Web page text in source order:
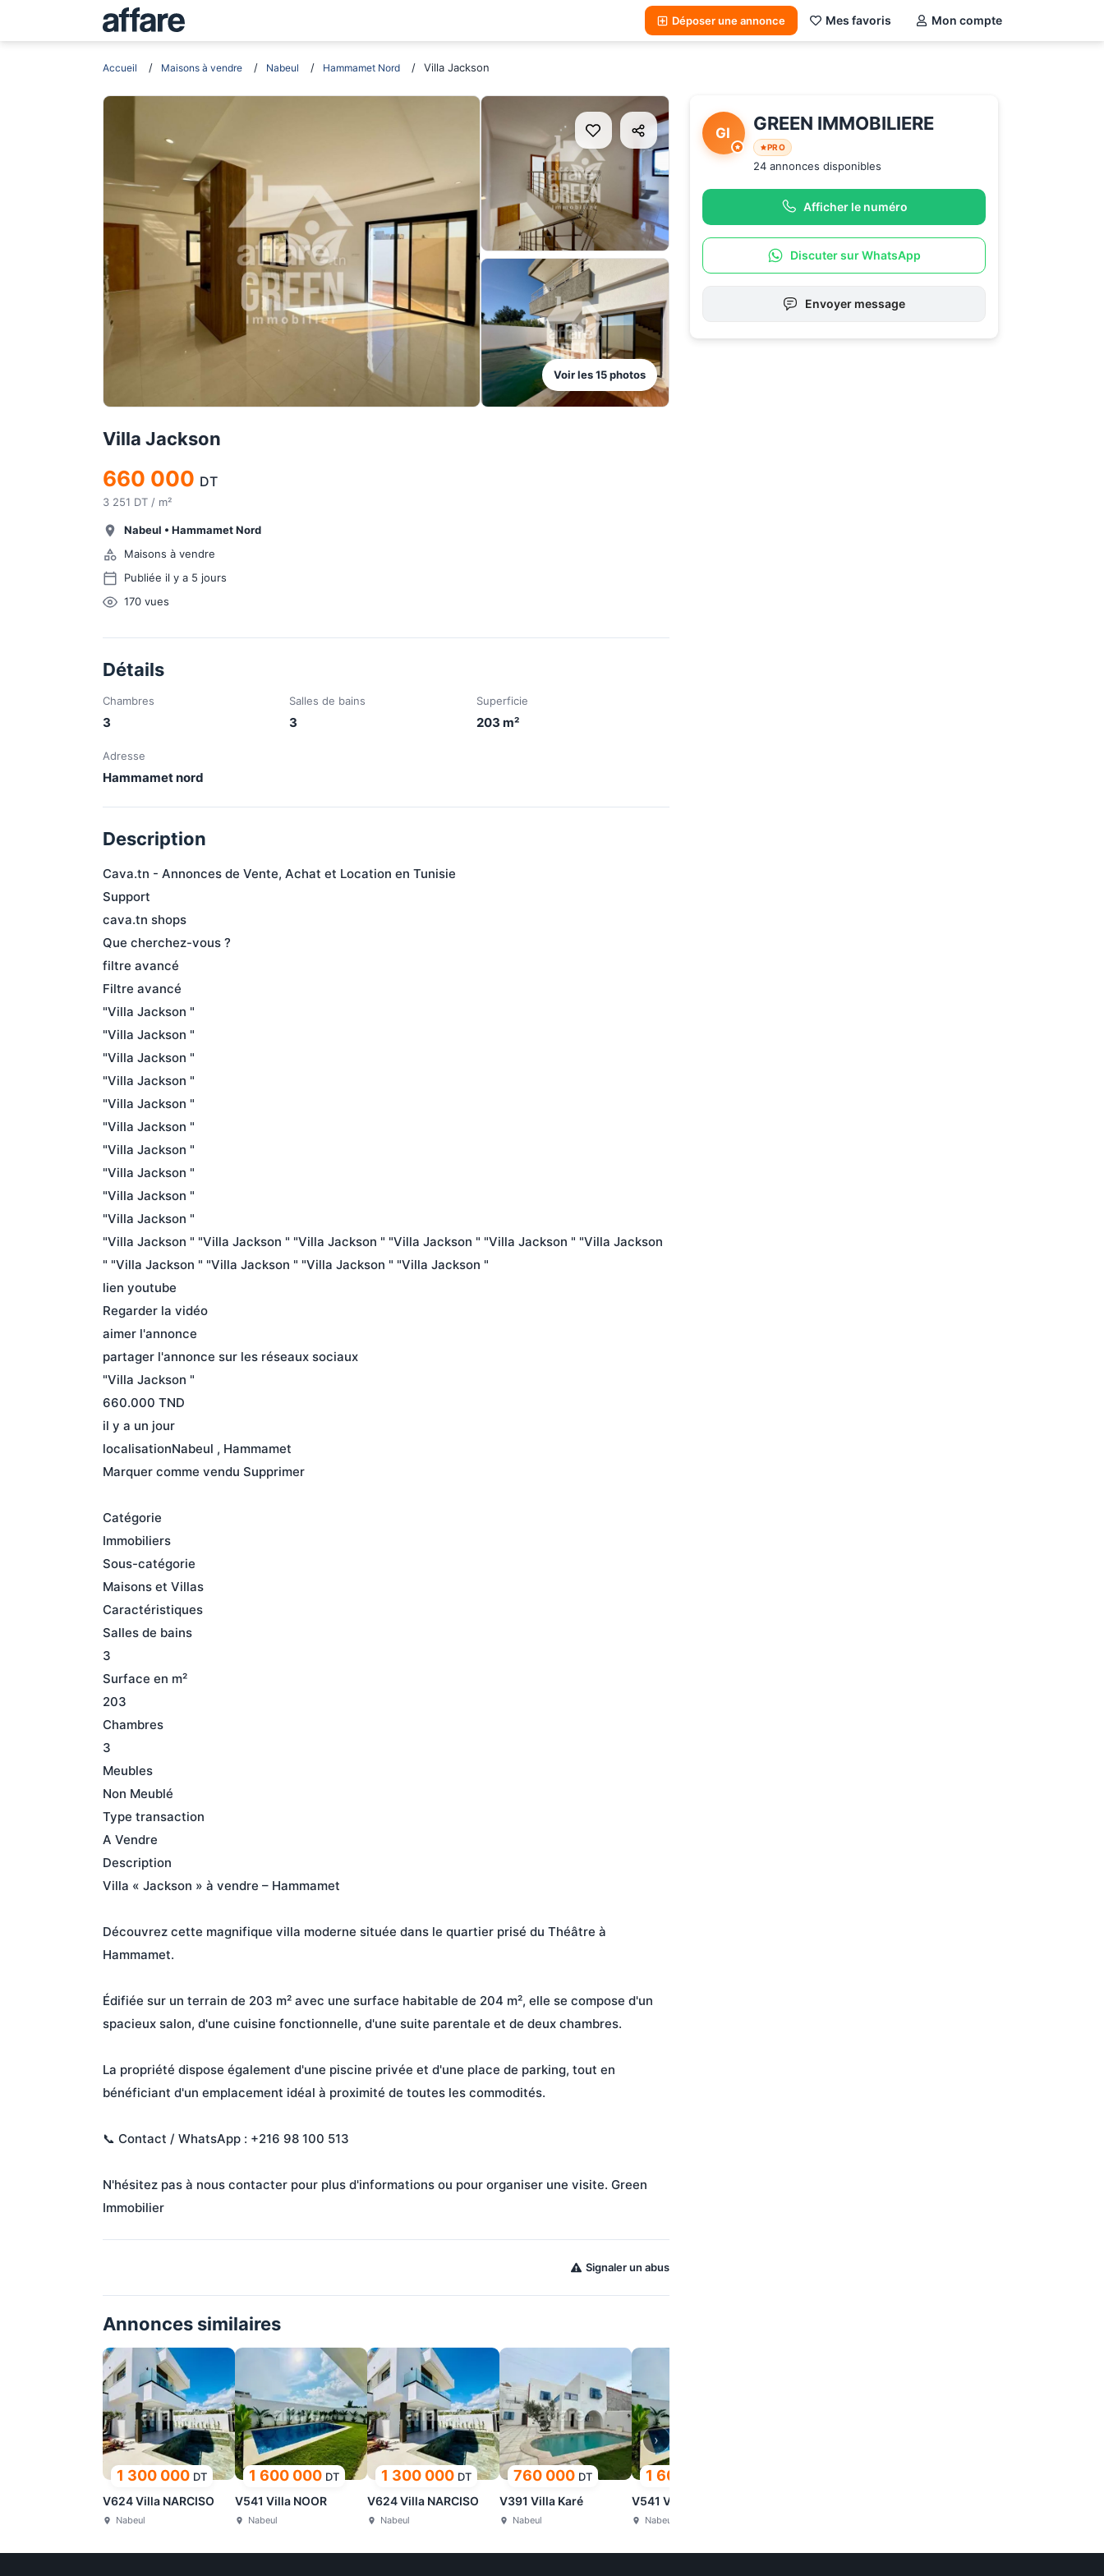
Déposer une annonce Mes favoris Mon compte
Accueil Maisons à vendre Nabeul Hammamet Nord Villa Jackson
Voir les15photos
Villa Jackson
660 000 DT
3 251 DT / m²
Nabeul • Hammamet Nord
Maisons à vendre
Publiée il y a 5 jours
170vues
Détails
Chambres
3
Salles de bains
3
Superficie
203 m²
Adresse
Hammamet nord
Description
Cava.tn - Annonces de Vente, Achat et Location en Tunisie
Support
cava.tn shops
Que cherchez-vous ?
filtre avancé
Filtre avancé
"Villa Jackson "
"Villa Jackson "
"Villa Jackson "
"Villa Jackson "
"Villa Jackson "
"Villa Jackson "
"Villa Jackson "
"Villa Jackson "
"Villa Jackson "
"Villa Jackson "
"Villa Jackson " "Villa Jackson " "Villa Jackson " "Villa Jackson " "Villa Jackson " "Villa Jackson
" "Villa Jackson " "Villa Jackson " "Villa Jackson " "Villa Jackson "
lien youtube
Regarder la vidéo
aimer l'annonce
partager l'annonce sur les réseaux sociaux
"Villa Jackson "
660.000 TND
il y a un jour
localisationNabeul , Hammamet
Marquer comme vendu Supprimer
Catégorie
Immobiliers
Sous-catégorie
Maisons et Villas
Caractéristiques
Salles de bains
3
Surface en m²
203
Chambres
3
Meubles
Non Meublé
Type transaction
A Vendre
Description
Villa « Jackson » à vendre – Hammamet
Découvrez cette magnifique villa moderne située dans le quartier prisé du Théâtre à
Hammamet.
Édifiée sur un terrain de 203 m² avec une surface habitable de 204 m², elle se compose d'un
spacieux salon, d'une cuisine fonctionnelle, d'une suite parentale et de deux chambres.
La propriété dispose également d'une piscine privée et d'une place de parking, tout en
bénéficiant d'un emplacement idéal à proximité de toutes les commodités.
📞 Contact / WhatsApp : +216 98 100 513
N'hésitez pas à nous contacter pour plus d'informations ou pour organiser une visite. Green
Immobilier
Signaler un abus
Annonces similaires
1 300 000 DT
V624 Villa NARCISO
Nabeul
1 600 000 DT
V541 Villa NOOR
Nabeul
1 300 000 DT
V624 Villa NARCISO
Nabeul
760 000 DT
V391 Villa Karé
Nabeul
1 600 000
V541 Villa NOOR
Nabeul
›
GI GREEN IMMOBILIERE
PRO
24 annonces disponibles
Afficher le numéro
Discuter sur WhatsApp
Envoyer message